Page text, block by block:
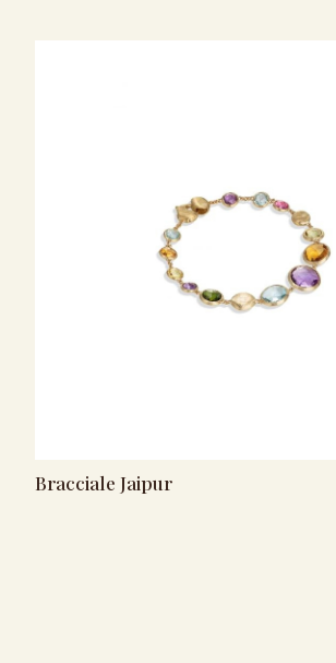
Bracciale Jaipur